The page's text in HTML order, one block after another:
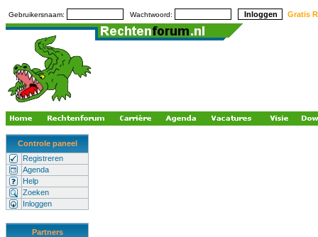
Gebruikersnaam: Wachtwoord: Gratis
Controle paneel
Registreren
Agenda
Help
Zoeken
Inloggen
Partners